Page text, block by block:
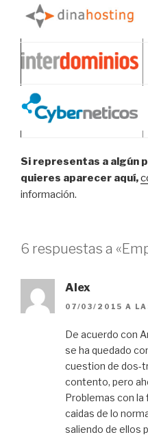
Si representas a algún
quieres aparecer aquí,
información.
6 respuestas a
Alex
07/03/2015 A
De acuerdo con
se ha quedado
cuestion de dos-
contento, pero
Problemas con la
caidas de lo
saliendo de ellos